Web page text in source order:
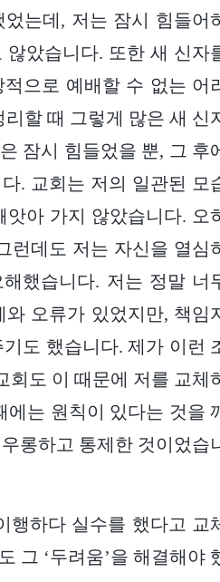
는데, 저는 잠시 힘들어
았습니다. 또한 새 신자
으로 예배할 수 없는 어
할 때 그렇게 많은 새 신
잠시 힘들었을 뿐, 그 후
. 교회는 저의 일관된 모
아 가지 않았습니다. 오
런데도 저는 자신을 열심
했습니다. 저는 정말 너
오류가 있었지만, 책임
도 했습니다. 제가 이런
회도 이 때문에 저를 교체
는 원칙이 있다는 것을
롱하고 통제한 것이었습
하다 실수를 했다고 교
그 ‘두려움’을 해결해야